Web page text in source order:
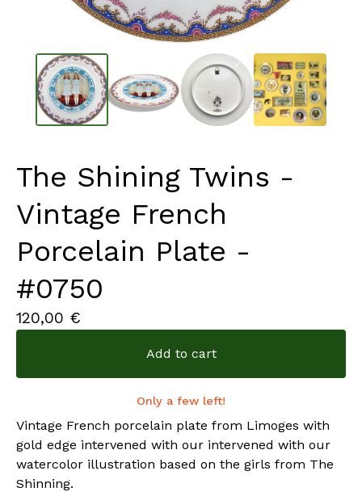
The Shining Twins -
Vintage French
Porcelain Plate -
#0750
120,00 €
Add to cart
Only a few left!
Vintage French porcelain plate from Limoges with
gold edge intervened with our intervened with our
watercolor illustration based on the girls from The
Shinning.